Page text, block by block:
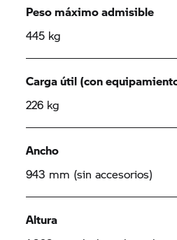
Peso máximo admisible
445 kg
Carga útil (con
226 kg
Ancho
943 mm (sin accesorios)
Altura